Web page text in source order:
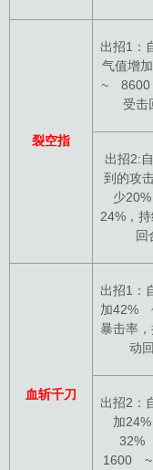
裂空指
出招1：
气值增
~ 8600
受击
出招2:
到的攻
少
24%，
回
血斩千刀
出招1：
加42%
暴击率
动
出招2：
加
1600